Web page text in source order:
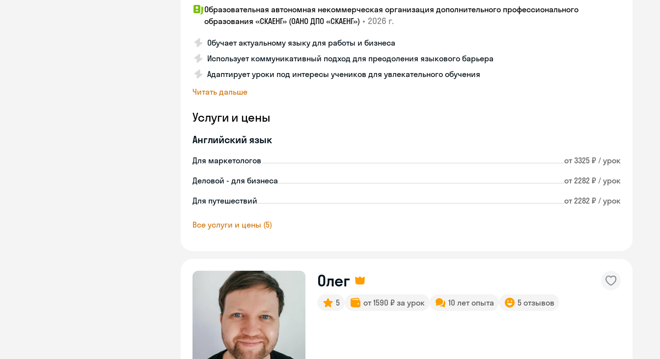
Образовательная автономная некоммерческая организация дополнительного профессионального
образования «СКАЕНГ» (ОАНО ДПО «СКАЕНГ») • 2026 г.
Обучает актуальному языку для работы и бизнеса
Использует коммуникативный подход для преодоления языкового барьера
Адаптирует уроки под интересы учеников для увлекательного обучения
Читать дальше
Услуги и цены
Английский язык
Для маркетологов от 3325 ₽ / урок
Деловой - для бизнеса от 2282 ₽ / урок
Для путешествий от 2282 ₽ / урок
Все услуги и цены (5)
Олег
5 от 1590 ₽ за урок 10 лет опыта 5 отзывов